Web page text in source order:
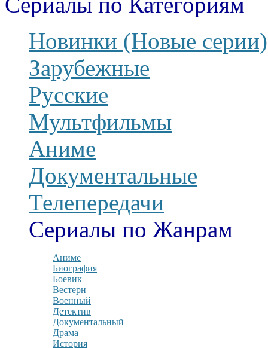
Новинки (Новые серии)
Зарубежные
Русские
Мультфильмы
Аниме
Документальные
Телепередачи
Сериалы по Жанрам
Аниме
Биография
Боевик
Вестерн
Военный
Детектив
Документальный
Драма
История